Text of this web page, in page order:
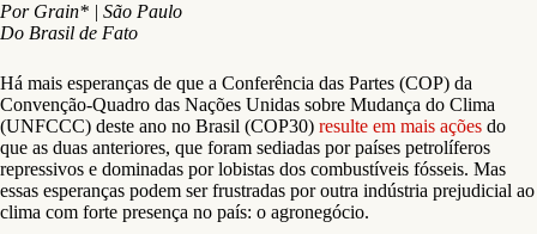
Por Grain* | São Paulo
Do Brasil de Fato
Há mais esperanças de que a Conferência das Partes (COP) da
Convenção-Quadro das Nações Unidas sobre Mudança do Clima
(UNFCCC) deste ano no Brasil (COP30) resulte em mais ações do
que as duas anteriores, que foram sediadas por países petrolíferos
repressivos e dominadas por lobistas dos combustíveis fósseis. Mas
essas esperanças podem ser frustradas por outra indústria prejudicial ao
clima com forte presença no país: o agronegócio.